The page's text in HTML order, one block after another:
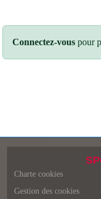
Connectez-vous pour
Charte cookies
Gestion des cookies